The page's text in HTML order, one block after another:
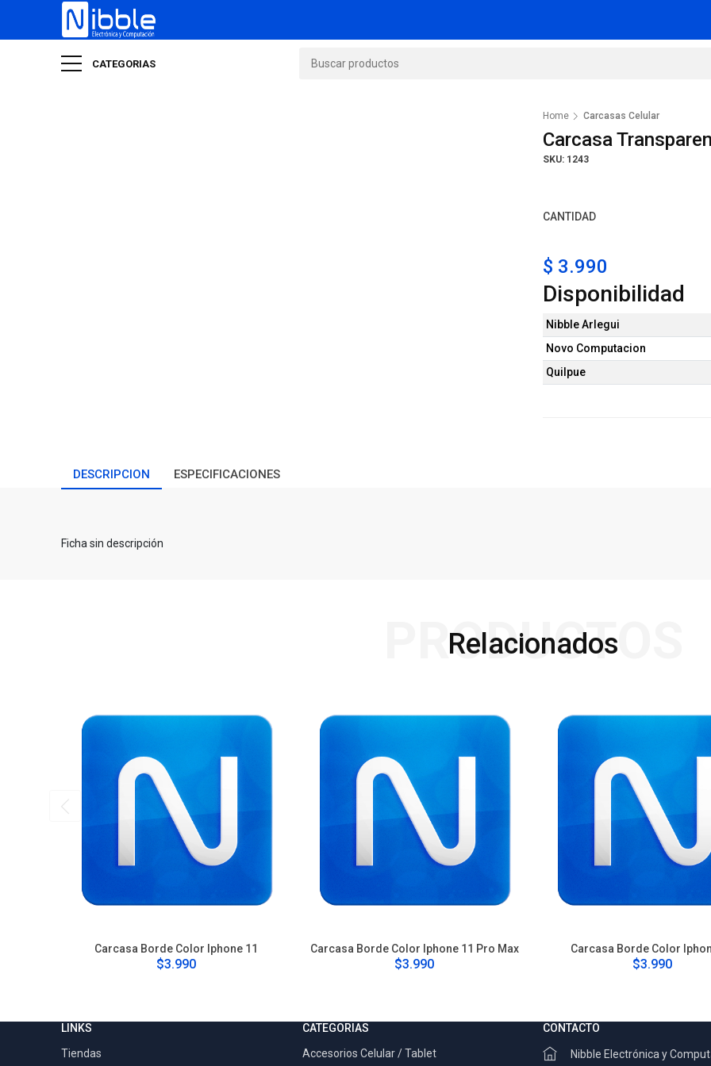
CATEGORIAS
Home Carcasas Celular
Carcasa
SKU: 1243
CANTIDAD
$ 3.990
Disponibilidad
Nibble Arlegui
Novo Computacion
Quilpue
DESCRIPCION ESPECIFICACIONES
Ficha sin descripción
Relacionados
PRODUCTOS
Carcasa Borde Color Iphone 11
$3.990
Carcasa Borde Color Iphone 11 Pro Max
$3.990
Carcasa Borde Color
$3.990
LINKS
Tiendas
CATEGORIAS
Accesorios Celular / Tablet
CONTACTO
Nibble Electrónica y